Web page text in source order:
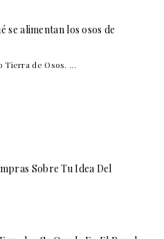
se alimentan los osos de
Tierra de Osos. ...
Sobre Tu Idea Del